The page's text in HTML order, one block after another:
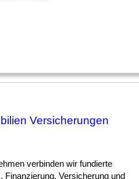
Versicherungen
verbinden wir fundierte
Versicherung und